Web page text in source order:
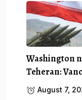
Washington
Teheran:
August 7,